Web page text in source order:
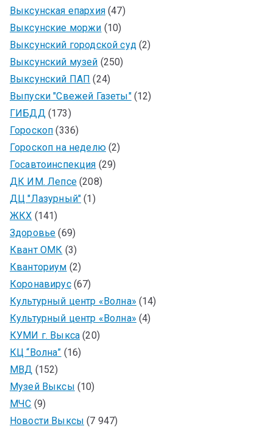
Выксунская епархия(47)
Выксунские моржи (10)
Выксунский городской суд (2)
Выксунский музей (250)
Выксунский ПАП (24)
Выпуски "Свежей Газеты"(12)
ГИБДД (173)
Гороскоп (336)
Гороскоп на неделю(2)
Госавтоинспекция (29)
ДК ИМ. Лепсе(208)
ДЦ "Лазурный" (1)
ЖКХ (141)
Здоровье (69)
Квант ОМК (3)
Кванториум (2)
Коронавирус(67)
Культурный центр «Волна» (14)
Культурный центр «Волна» (4)
КУМИ г. Выкса (20)
КЦ “Волна” (16)
МВД (152)
Музей Выксы (10)
МЧС (9)
Новости Выксы (7 947)